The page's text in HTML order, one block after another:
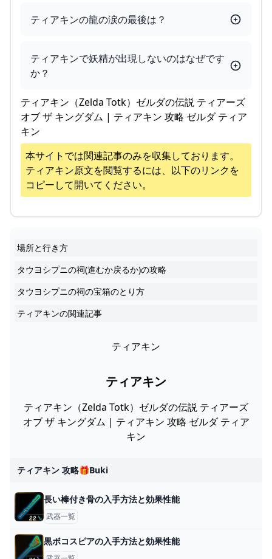
ティアキンの龍の涙の最後は？
ティアキンで妖精が出現しないのはなぜです
か？
ティアキン（Zelda Totk）ゼルダの伝説 ティアーズ
オブ ザ キングダム | ティアキン 攻略 ゼルダ ティア
キン
本サイトでは関連記事のみを収集しております。
ティアキン原文を閲覧するには、以下のリンクを
コピーして開いてください。
場所と行き方
タウヨシプニの祠(進むか戻るか)の攻略
タウヨシプニの祠の宝箱のとり方
ティアキンの関連記事
ティアキン
ティアキン
ティアキン（Zelda Totk）ゼルダの伝説 ティアーズ
オブ ザ キングダム | ティアキン 攻略 ゼルダ ティア
キン
ティアキン 攻略🎁buki
長い棒付き骨の入手方法と効果性能
武器一覧
黒ボコスピアの入手方法と効果性能